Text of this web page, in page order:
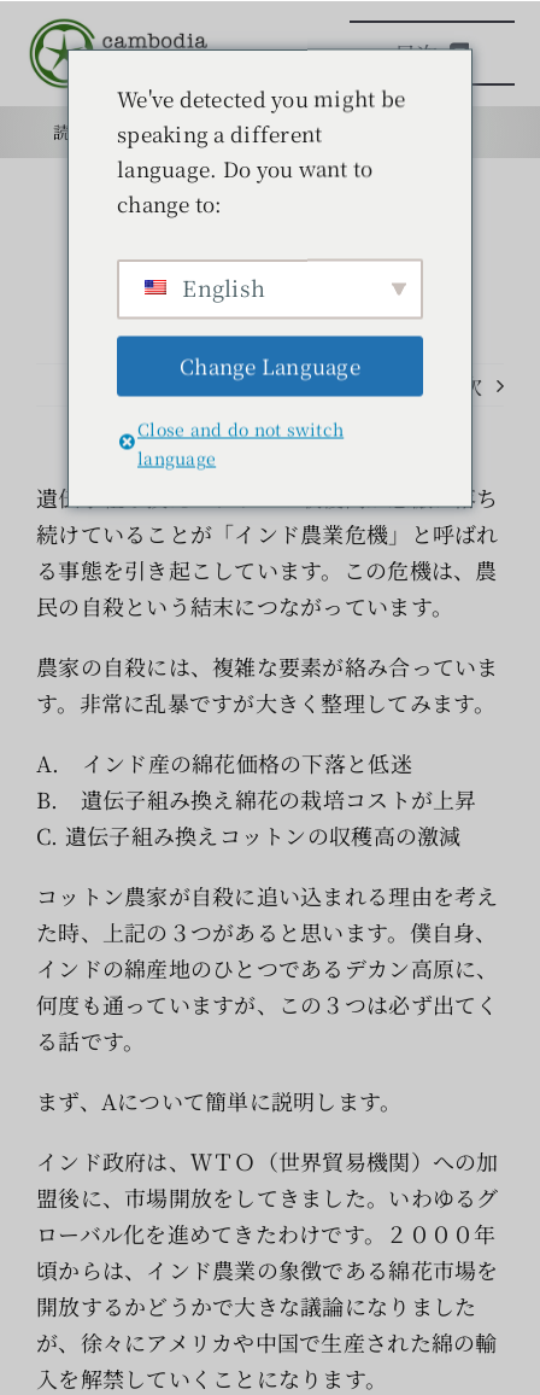
キ
目次
読みもの
学ぶ
検
索
…
読みもの 目的
前のページ 次
遺伝子組み換えコットンの収穫高が急激に落ち
続けていることが「インド農業危機」と呼ばれ
る事態を引き起こしています。この危機は、農
民の自殺という結末につながっています。
農家の自殺には、複雑な要素が絡み合っていま
す。非常に乱暴ですが大きく整理してみます。
A. インド産の綿花価格の下落と低迷
B. 遺伝子組み換え綿花の栽培コストが上昇
C. 遺伝子組み換えコットンの収穫高の激減
コットン農家が自殺に追い込まれる理由を考え
た時、上記の３つがあると思います。僕自身、
インドの綿産地のひとつであるデカン高原に、
何度も通っていますが、この３つは必ず出てく
る話です。
まず、Aについて簡単に説明します。
インド政府は、ＷＴＯ（世界貿易機関）への加
盟後に、市場開放をしてきました。いわゆるグ
ローバル化を進めてきたわけです。２０００年
頃からは、インド農業の象徴である綿花市場を
開放するかどうかで大きな議論になりました
が、徐々にアメリカや中国で生産された綿の輸
入を解禁していくことになります。
We've detected you might be
speaking a different
language. Do you want to
change to:
English
Change Language
Close and do not switch
language